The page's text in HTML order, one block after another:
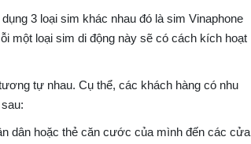
3 loại sim khác nhau đó là sim Vinaphone
một loại sim di động này sẽ có cách kích hoạt
tự nhau. Cụ thể, các khách hàng có nhu
dân hoặc thẻ căn cước của mình đến các cửa